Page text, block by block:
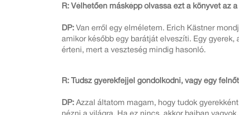
R: Vélhetően másképp olvassa ezt a könyvet az
DP:Van erről egy elméletem. Erich Kästner
amikor később egy barátját elveszíti. Egy
érteni, mert a veszteség mindig hasonló.
R: Tudsz gyerekfejjel gondolkodni, vagy egy
DP:Azzal áltatom magam, hogy tudok